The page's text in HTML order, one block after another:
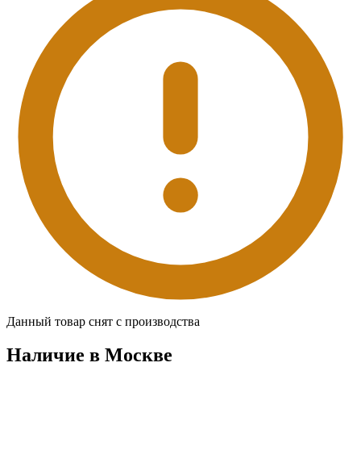
Данный товар снят с производства
Наличие в Москвe